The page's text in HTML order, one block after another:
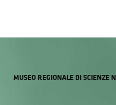
MUSEO REGIONALE DI SCIENZE